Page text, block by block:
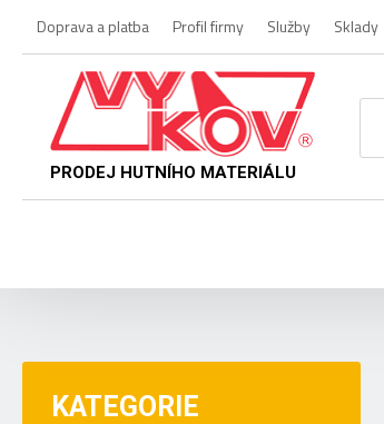
Doprava a platba Profil firmy Služby Sklady
PRODEJ HUTNÍHO MATERIÁLU
KATEGORIE